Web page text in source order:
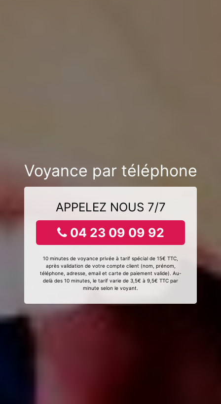
Voyance par téléphone
APPELEZ NOUS 7/7
04 23 09 09 92
10 minutes de voyance privée à tarif spécial de 15€ TTC,
après validation de votre compte client (nom, prénom,
téléphone, adresse, email et carte de paiement valide). Au-
delà des 10 minutes, le tarif varie de 3,5€ à 9,5€ TTC par
minute selon le voyant.